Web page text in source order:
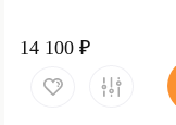
14 100 ₽